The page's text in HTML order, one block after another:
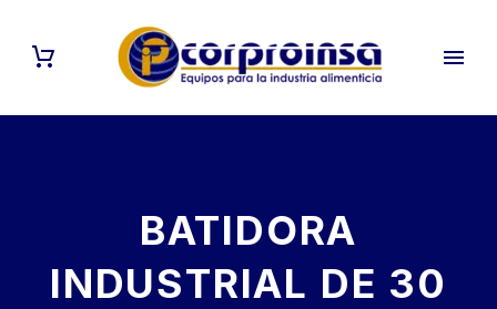
BATIDORA
INDUSTRIAL DE 30